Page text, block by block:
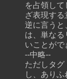
を占領し
ざ表現する
逆に言うと
は、単なる
いことがで
--中略--
ただしタグ
し、ありふ